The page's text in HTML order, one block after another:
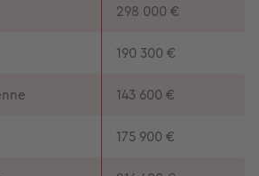
298 000 €
190 300 €
143 600 €
175 900 €